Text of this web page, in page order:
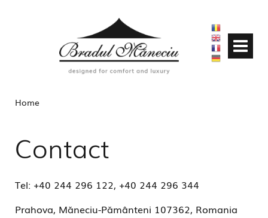
Home
Contact
Tel: +40 244 296 122, +40 244 296 344
Prahova, Măneciu-Pământeni 107362, Romania